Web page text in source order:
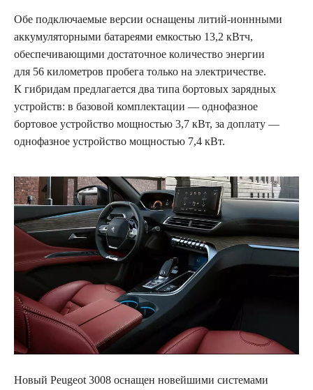
Обе подключаемые версии оснащены литий-ионнными
аккумуляторными батареями емкостью 13,2 кВтч,
обеспечивающими достаточное количество энергии
для 56 километров пробега только на электричестве.
К гибридам предлагается два типа бортовых зарядных
устройств: в базовой комплектации — однофазное
бортовое устройство мощностью 3,7 кВт, за доплату —
однофазное устройство мощностью 7,4 кВт.
Новый Peugeot 3008 оснащен новейшими системами